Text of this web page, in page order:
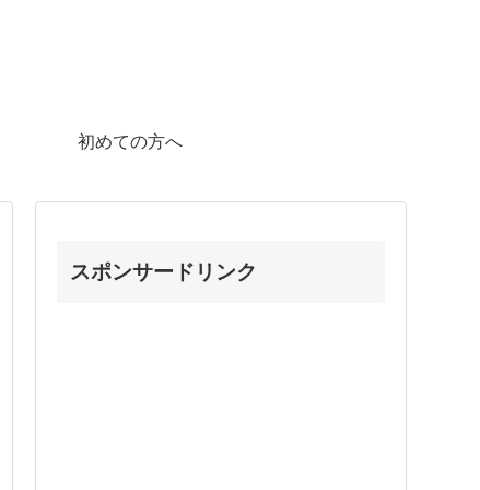
初めての方へ
スポンサードリンク